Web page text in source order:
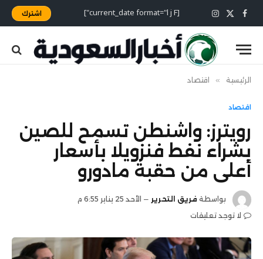
فيسبوك
X
(Twitter)
الانستغرام [current_date format="l j F"] اشترك
الرئيسية » اقتصاد
اقتصاد
رويترز: واشنطن تسمح للصين
بشراء نفط فنزويلا بأسعار
أعلى من حقبة مادورو
بواسطة فريق التحرير
الأحد 25 يناير 6:55 م
لا توجد تعليقات